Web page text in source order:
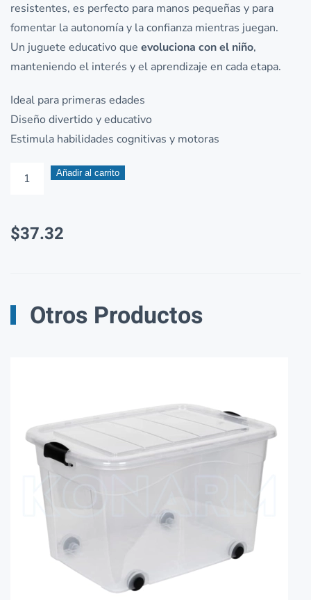
resistentes, es perfecto para manos pequeñas y para
fomentar la autonomía y la confianza mientras juegan.
Un juguete educativo que evoluciona con el niño,
manteniendo el interés y el aprendizaje en cada etapa.
Ideal para primeras edades
Diseño divertido y educativo
Estimula habilidades cognitivas y motoras
Rompecabezas
Dinosaurios
4
en
Añadir al carrito
$37.32
Otros Productos